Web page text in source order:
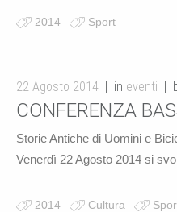
2014 Sport
22 Agosto 2014 in eventi
CONFERENZA
Storie Antiche di Uomini e
Venerdì 22 Agosto 2014 si
2014 Cultura